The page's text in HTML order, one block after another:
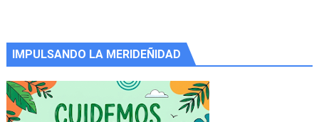
IMPULSANDO LA MERIDEÑIDAD